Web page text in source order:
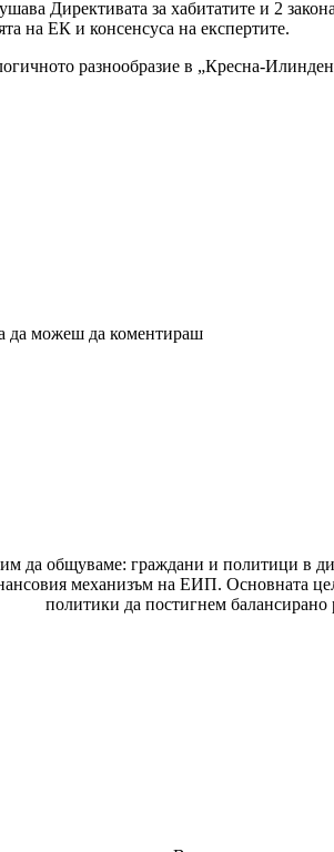
Директивата за хабитатите и 2
на ЕК и консенсуса на експертите.
разнообразие в „Кресна-
да можеш да коментираш
да общуваме: граждани и политици в
механизъм на ЕИП. Основната
политики да постигнем балансирано